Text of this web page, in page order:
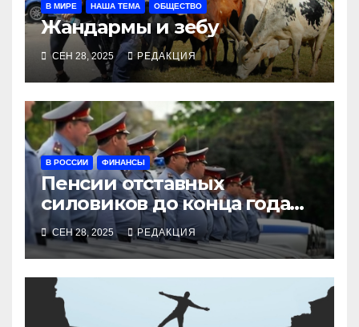
В МИРЕ НАША ТЕМА ОБЩЕСТВО
Жандармы и зебу
СЕН 28, 2025 РЕДАКЦИЯ
В РОССИИ ФИНАНСЫ
Пенсии отставных
силовиков до конца года
повысятся вместе с
окладами действующих
СЕН 28, 2025 РЕДАКЦИЯ